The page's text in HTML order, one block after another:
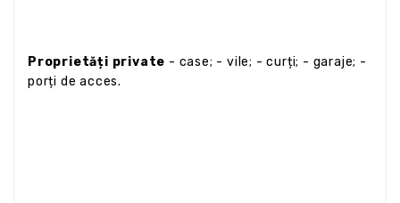
Proprietăți private - case; - vile; - curți; - garaje; -
porți de acces.